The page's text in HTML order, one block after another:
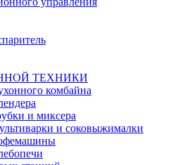
ТЕХНИКИ
комбайна
и миксера
и соковыжималки